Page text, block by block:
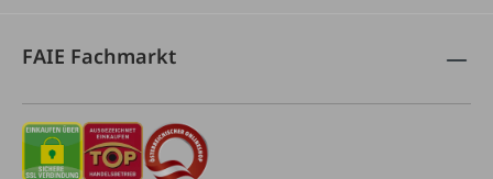
FAIE Fachmarkt